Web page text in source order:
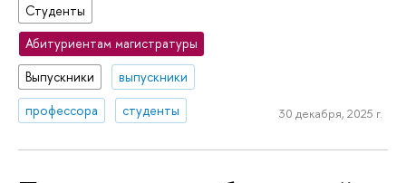
Студенты
Абитуриентам магистратуры
Выпускники
выпускники
профессора
студенты 30 декабря, 2025 г.